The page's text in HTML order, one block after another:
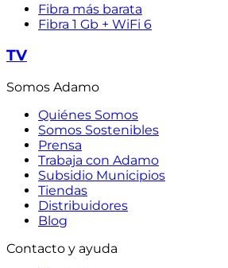
Fibra más barata
Fibra 1 Gb + WiFi 6
TV
Somos Adamo
Quiénes Somos
Somos Sostenibles
Prensa
Trabaja con Adamo
Subsidio Municipios
Tiendas
Distribuidores
Blog
Contacto y ayuda